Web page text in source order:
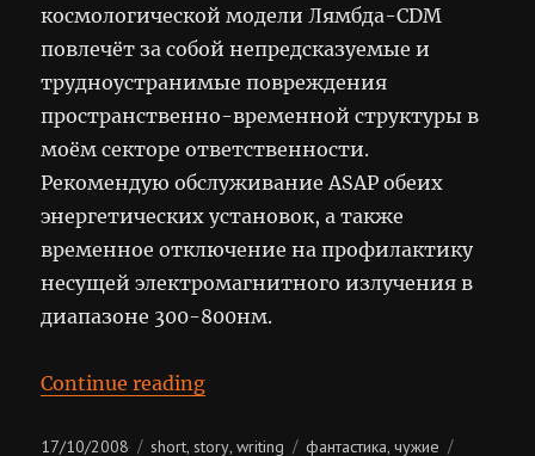
космологической модели Лямбда-CDM
повлечёт за собой непредсказуемые и
трудноустранимые повреждения
пространственно-временной структуры в
моём секторе ответственности.
Рекомендую обслуживание ASAP обеих
энергетических установок, а также
временное отключение на профилактику
несущей электромагнитного излучения в
диапазоне 300-800нм.
Continue reading“И опустилась тьма”
Posted
17/10/2008 Categories
short, story,writing Tags
фантастика,чужие